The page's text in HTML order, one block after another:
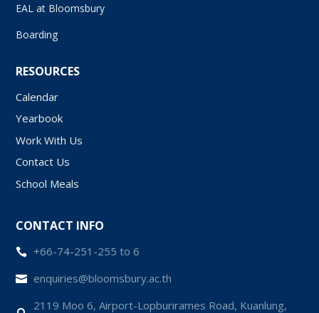
EAL at Bloomsbury
Boarding
RESOURCES
Calendar
Yearbook
Work With Us
Contact Us
School Meals
CONTACT INFO
 +66-74-251-255 to 6
 enquiries@bloomsbury.ac.th
2119 Moo 6, Airport-Lopburirames Road, Kuanlung,